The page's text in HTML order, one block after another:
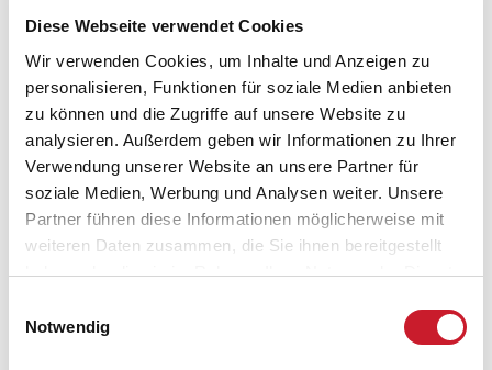
Diese Webseite verwendet Cookies
Wir verwenden Cookies, um Inhalte und Anzeigen zu
personalisieren, Funktionen für soziale Medien anbieten
zu können und die Zugriffe auf unsere Website zu
analysieren. Außerdem geben wir Informationen zu Ihrer
Verwendung unserer Website an unsere Partner für
soziale Medien, Werbung und Analysen weiter. Unsere
Partner führen diese Informationen möglicherweise mit
weiteren Daten zusammen, die Sie ihnen bereitgestellt
haben oder die sie im Rahmen Ihrer Nutzung der Dienste
Notwendig